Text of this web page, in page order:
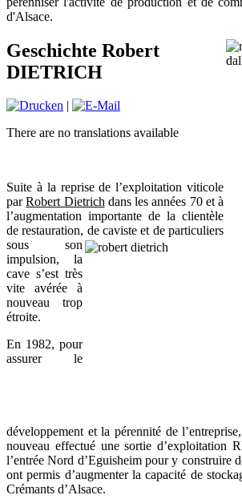
d'Alsace.
Geschichte Robert
DIETRICH
|
There are no translations available
Suite à la reprise de l’exploitation viticole
parRobert Dietrichdans les années 70 et à
l’augmentation importante de la clientèle
de restauration, de caviste et de particuliers
sous son
impulsion, la
cave s’est très
vite avérée à
nouveau trop
étroite.
En 1982, pour
assurer le
développement et la pérennité de
nouveau effectué une sortie d’exploitation
l’entrée Nord d’Eguisheim pour y construire
ont permis d’augmenter la capacité de
Crémants d’Alsace.